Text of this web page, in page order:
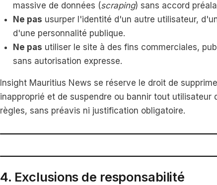
massive de données (scraping) sans accord
Ne pas usurper l'identité d'un autre utilisateur,
d'une personnalité publique.
Ne pas utiliser le site à des fins commerciales,
sans autorisation expresse.
Insight Mauritius News se réserve le droit de
inapproprié et de suspendre ou bannir tout utilisateur
règles, sans préavis ni justification obligatoire.
4. Exclusions de responsabilité